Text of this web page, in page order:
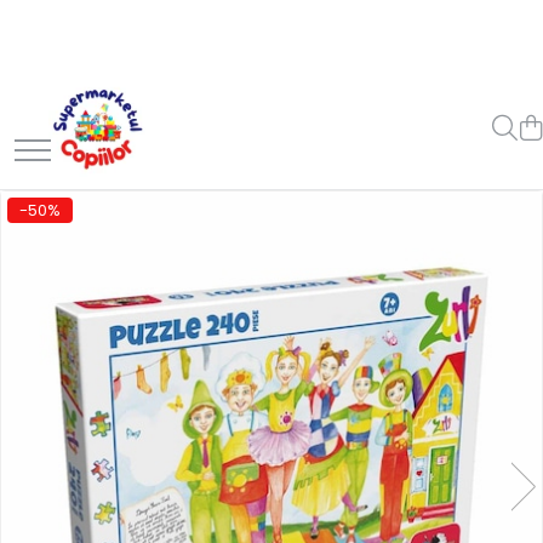
Casa, Gradina & Bricolaj
Decoratiuni
Accesorii pentru petrecere
Piscine
Gaming, Carti & Birotica
Carti pentru copii
Activitati extracurriculare
Povesti pentru copii
Carti de Povesti pentru Copii
Rechizite si papetarie pentru
-50%